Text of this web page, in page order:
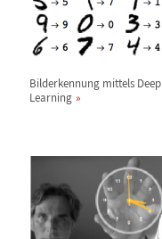
Bilderkennung mittels Deep
Learning